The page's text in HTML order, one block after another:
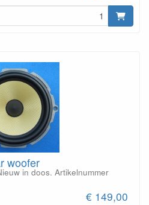
woofer
in doos. Artikelnummer
€ 149,00